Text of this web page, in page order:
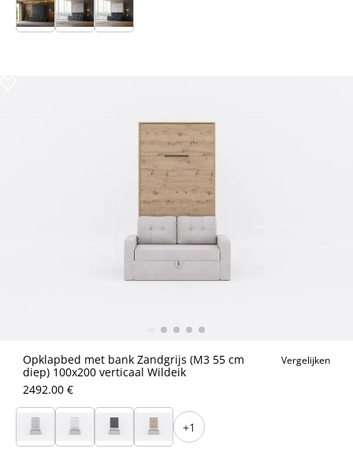
Opklapbed met bank Zandgrijs (M3 55 cm
diep) 100x200 verticaal Wildeik
Vergelijken
2492.00 €
+1